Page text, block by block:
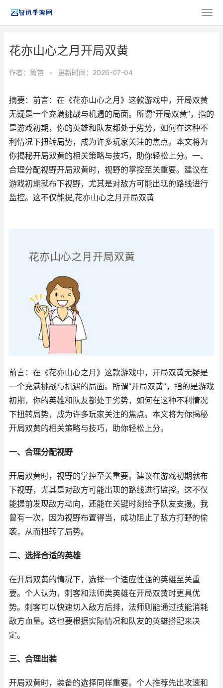
花亦山心之月开局双黄
作者： 篱笆 • 更新时间：2026-07-04
摘要：前言：在《花亦山心之月》这款游戏中，开局双黄
无疑是一个充满挑战与机遇的局面。所谓“开局双黄”，指的
是游戏初期，你的英雄和队友都处于劣势，如何在这种不
利情况下扭转局势，成为许多玩家关注的焦点。本文将为
你揭秘开局双黄的相关策略与技巧，助你轻松上分。一、
合理分配视野开局双黄时，视野的掌控至关重要。建议在
游戏初期就布下视野，尤其是对敌方可能出现的路线进行
监控。这不仅能提,花亦山心之月开局双黄
前言：在《花亦山心之月》这款游戏中，开局双黄无疑是
一个充满挑战与机遇的局面。所谓“开局双黄”，指的是游戏
初期，你的英雄和队友都处于劣势，如何在这种不利情况
下扭转局势，成为许多玩家关注的焦点。本文将为你揭秘
开局双黄的相关策略与技巧，助你轻松上分。
一、合理分配视野
开局双黄时，视野的掌控至关重要。建议在游戏初期就布
下视野，尤其是对敌方可能出现的路线进行监控。这不仅
能提前发现敌方动向，还能在关键时刻给予队友支援。我
曾有一次，因为视野布置得当，成功阻止了敌方打野的偷
袭，从而扭转了局势。
二、选择合适的英雄
在开局双黄的情况下，选择一个适应性强的英雄至关重
要。个人认为，刺客和法师类英雄在开局双黄时更具优
势。刺客可以快速切入敌方后排，法师则能通过技能消耗
敌方血量。这也要根据实际情况和队友的英雄搭配来决
定。
三、合理出装
开局双黄时，装备的选择同样重要。个人推荐先出攻速和